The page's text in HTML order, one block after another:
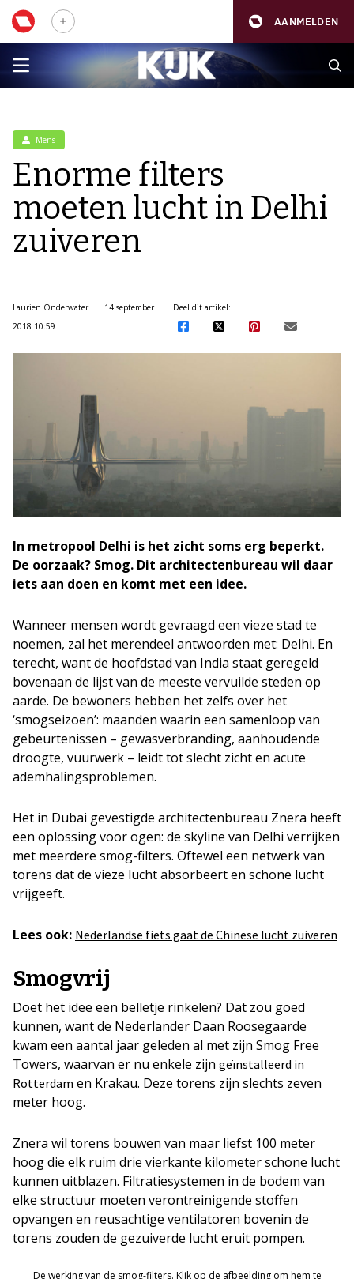
AANMELDEN
Mens
Enorme filters
moeten lucht in Delhi
zuiveren
Laurien Onderwater
14 september
2018 10:59
Deel dit artikel:
In metropool Delhi is het zicht soms erg beperkt.
De oorzaak? Smog. Dit architectenbureau wil daar
iets aan doen en komt met een idee.
Wanneer mensen wordt gevraagd een vieze stad te
noemen, zal het merendeel antwoorden met: Delhi. En
terecht, want de hoofdstad van India staat geregeld
bovenaan de lijst van de meeste vervuilde steden op
aarde. De bewoners hebben het zelfs over het
‘smogseizoen’: maanden waarin een samenloop van
gebeurtenissen – gewasverbranding, aanhoudende
droogte, vuurwerk – leidt tot slecht zicht en acute
ademhalingsproblemen.
Het in Dubai gevestigde architectenbureau Znera heeft
een oplossing voor ogen: de skyline van Delhi verrijken
met meerdere smog-filters. Oftewel een netwerk van
torens dat de vieze lucht absorbeert en schone lucht
vrijgeeft.
Lees ook: Nederlandse fiets gaat de Chinese lucht zuiveren
Smogvrij
Doet het idee een belletje rinkelen? Dat zou goed
kunnen, want de Nederlander Daan Roosegaarde
kwam een aantal jaar geleden al met zijn Smog Free
Towers, waarvan er nu enkele zijn geïnstalleerd in
Rotterdam en Krakau. Deze torens zijn slechts zeven
meter hoog.
Znera wil torens bouwen van maar liefst 100 meter
hoog die elk ruim drie vierkante kilometer schone lucht
kunnen uitblazen. Filtratiesystemen in de bodem van
elke structuur moeten verontreinigende stoffen
opvangen en reusachtige ventilatoren bovenin de
torens zouden de gezuiverde lucht eruit pompen.
De werking van de smog-filters. Klik op de afbeelding om hem te